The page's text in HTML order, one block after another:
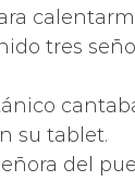
tres
su tablet.
del